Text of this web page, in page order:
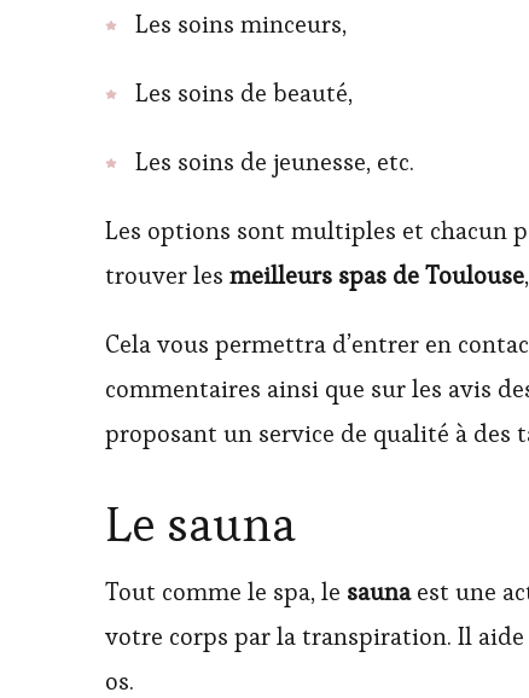
Les soins minceurs,
Les soins de beauté,
Les soins de jeunesse, etc.
Les options sont multiples et chacun
trouver les meilleurs spas de Toulouse
Cela vous permettra d’entrer en
commentaires ainsi que sur les avis
proposant un service de qualité à des
Le sauna
Tout comme le spa, le saunaest une
votre corps par la transpiration. Il aide
os.